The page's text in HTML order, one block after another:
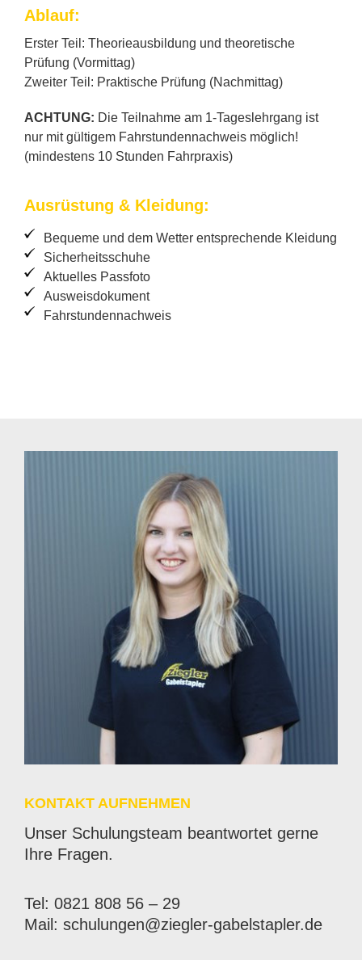
Ab­lauf:
Ers­ter Teil: Theo­rie­aus­bil­dung und theo­re­ti­sche
Prü­fung (Vor­mit­tag)
Zwei­ter Teil: Prak­ti­sche Prü­fung (Nach­mit­tag)
ACHTUNG: Die Teil­nah­me am 1‑Tageslehrgang ist
nur mit gül­ti­gem Fahr­stun­den­nach­weis mög­lich!
(min­des­tens 10 Stun­den Fahr­pra­xis)
Aus­rüs­tung & Klei­dung:
Be­que­me und dem Wet­ter ent­spre­chen­de Klei­dung
Si­cher­heits­schu­he
Ak­tu­el­les Pass­fo­to
Aus­weis­do­ku­ment
Fahr­stun­den­nach­weis
KON­TAKT AUF­NEH­MEN
Un­ser Schu­lungs­team be­ant­wor­tet ger­ne
Ihre Fra­gen.
Tel: 0821 808 56 – 29
Mail: schulungen@​ziegler-​gabelstapler.​de